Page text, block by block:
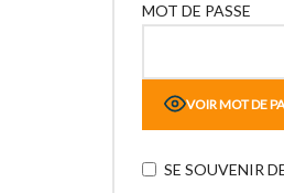
MOT DE PASSE
VOIR MOT DE
SE SOUVENIR